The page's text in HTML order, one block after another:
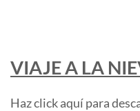
VIAJE A LA
Haz click aquí para